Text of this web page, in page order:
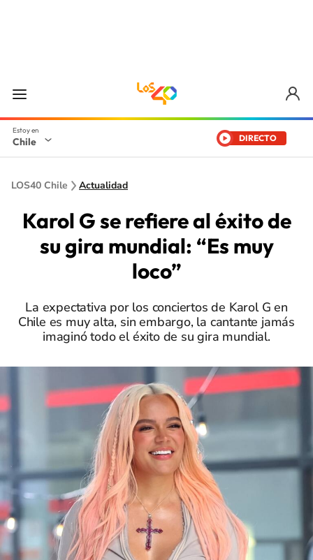
Chile DIRECTO
LOS40 Chile Actualidad
Karol G se refiere al éxito de
su gira mundial: “Es muy
loco”
La expectativa por los conciertos de Karol G en
Chile es muy alta, sin embargo, la cantante jamás
imaginó todo el éxito de su gira mundial.